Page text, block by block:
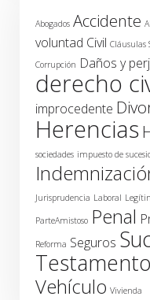
Abogados Accidente
voluntad Civil Cláusulas
Corrupción Daños y
derecho
improcedente
Herencias
sociedades impuesto de
Jurisprudencia Laboral
ParteAmistoso Penal
Reforma Seguros
Vehículo Vivienda